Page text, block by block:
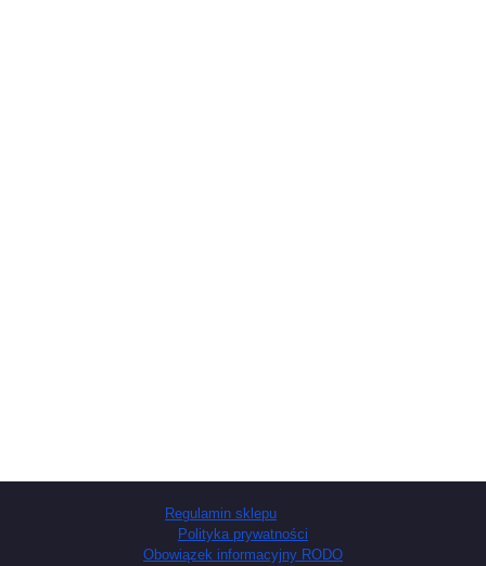
Regulamin sklepu
Polityka prywatności
Obowiązek informacyjny RODO